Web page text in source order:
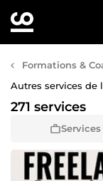
Formations &
Autres services de
Services
271 services